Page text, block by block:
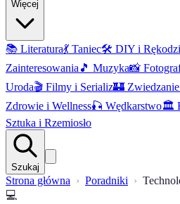
Więcej
📚 Literatura💃 Taniec🛠️ DIY i
Zainteresowania 🎵 Muzyka📸
Uroda🎬 Filmy i Serializ🏰 Zwiedzanie
Zdrowie i Wellness🎣 Wędkarstwo🏛️
Sztuka i Rzemiosło
Szukaj
Strona główna Poradniki
💻